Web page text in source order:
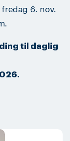
6. nov.
til daglig